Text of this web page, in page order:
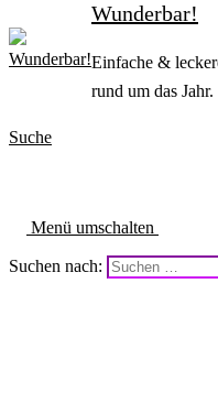
Wunderbar!
Einfache &
rund um das Jahr.
Suche
Menü umschalten
Suchen nach: